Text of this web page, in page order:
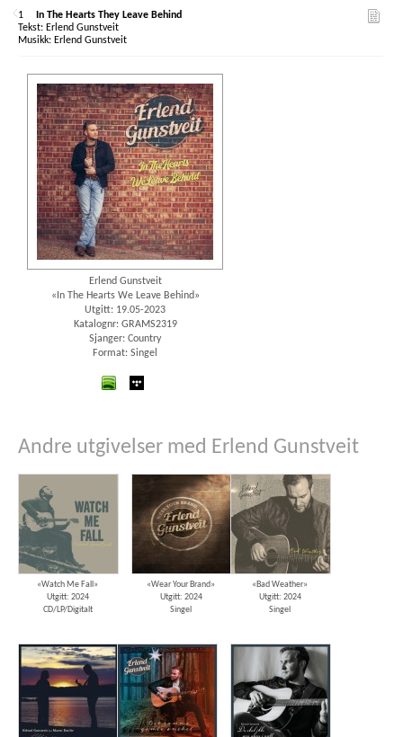
1
In The Hearts They Leave Behind
Erlend Gunstveit
Erlend Gunstveit
Erlend Gunstveit
«In The Hearts We Leave Behind»
Utgitt: 19.05-2023
Katalognr: GRAMS2319
Sjanger: Country
Format: Singel
spotify
Andre utgivelser med Erlend Gunstveit
«Watch Me Fall»
Utgitt: 2024
CD/LP/Digitalt
«Wear Your Brand»
Utgitt: 2024
Singel
«Bad Weather»
Utgitt: 2024
Singel